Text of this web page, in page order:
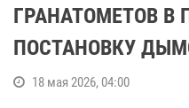
ГРАНАТОМЕТОВ В
ПОСТАНОВКУ
18 мая 2026, 04:00